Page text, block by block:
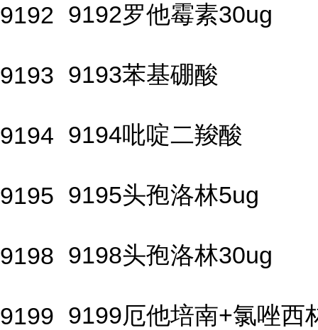
9192 9192罗他霉素30ug
9193 9193苯基硼酸
9194 9194吡啶二羧酸
9195 9195头孢洛林5ug
9198 9198头孢洛林30ug
9199 9199厄他培南+氯唑西